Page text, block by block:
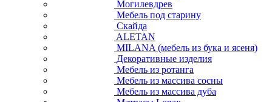
Могилевдрев
Мебель под старину
Скайда
ALETAN
MILANA (мебель из бука и ясеня)
Декоративные изделия
Мебель из ротанга
Мебель из массива сосны
Мебель из массива дуба